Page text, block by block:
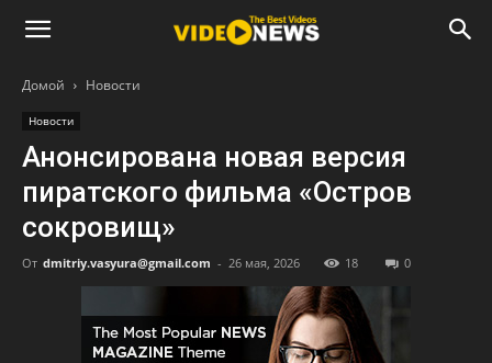
Домой Новости
Новости
Анонсирована новая версия
пиратского фильма «Остров
сокровищ»
От dmitriy.vasyura@gmail.com - 26 мая, 2026 18 0